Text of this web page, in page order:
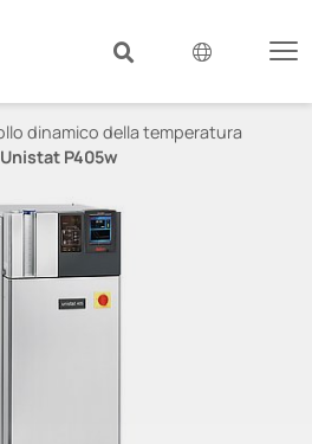
dinamico della temperatura
Unistat P405w